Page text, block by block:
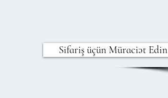
Sifariş üçün Müraciət Edin